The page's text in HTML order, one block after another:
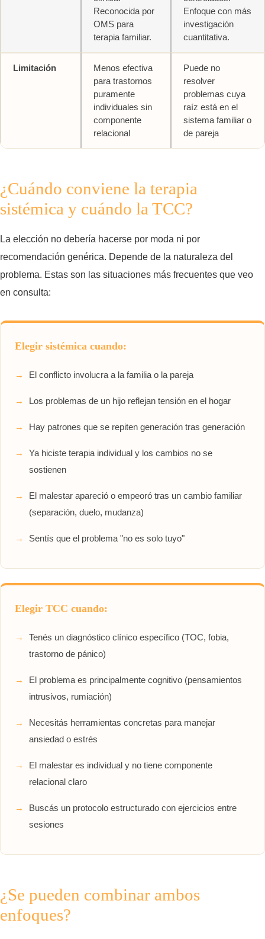
Reconocida por
OMS para
terapia familiar.
Enfoque con más
investigación
cuantitativa.
Limitación
Menos efectiva
para trastornos
puramente
individuales sin
componente
relacional
Puede no
resolver
problemas cuya
raíz está en el
sistema familiar o
de pareja
¿Cuándo conviene la terapia
sistémica y cuándo la TCC?
La elección no debería hacerse por moda ni por
recomendación genérica. Depende de la naturaleza del
problema. Estas son las situaciones más frecuentes que veo
en consulta:
Elegir sistémica cuando:
El conflicto involucra a la familia o la pareja
Los problemas de un hijo reflejan tensión en el hogar
Hay patrones que se repiten generación tras generación
Ya hiciste terapia individual y los cambios no se
sostienen
El malestar apareció o empeoró tras un cambio familiar
(separación, duelo, mudanza)
Sentís que el problema "no es solo tuyo"
Elegir TCC cuando:
Tenés un diagnóstico clínico específico (TOC, fobia,
trastorno de pánico)
El problema es principalmente cognitivo (pensamientos
intrusivos, rumiación)
Necesitás herramientas concretas para manejar
ansiedad o estrés
El malestar es individual y no tiene componente
relacional claro
Buscás un protocolo estructurado con ejercicios entre
sesiones
¿Se pueden combinar ambos
enfoques?